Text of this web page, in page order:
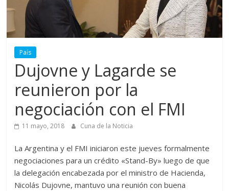
País
Dujovne y Lagarde se
reunieron por la
negociación con el FMI
11 mayo, 2018 Cuna de la Noticia
La Argentina y el FMI iniciaron este jueves formalmente
negociaciones para un crédito «Stand-By» luego de que
la delegación encabezada por el ministro de Hacienda,
Nicolás Dujovne, mantuvo una reunión con buena